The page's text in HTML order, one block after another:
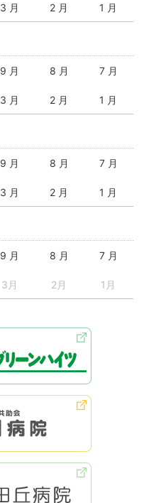
3 月 2 月 1 月
9 月 8 月 7 月
3 月 2 月 1 月
9 月 8 月 7 月
3 月 2 月 1 月
9 月 8 月 7 月
3月 2月 1月